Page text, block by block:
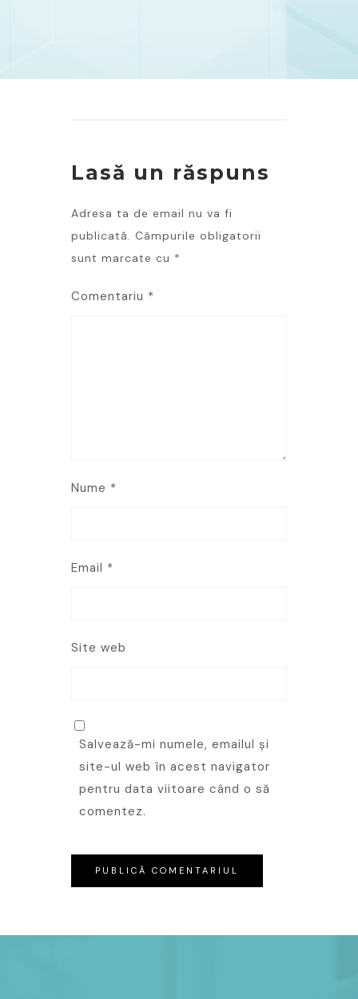
Lasă un răspuns
Adresa ta de email nu va fi
publicată. Câmpurile obligatorii
sunt marcate cu *
Comentariu *
Nume *
Email *
Site web
Salvează-mi numele, emailul și
site-ul web în acest navigator
pentru data viitoare când o să
comentez.